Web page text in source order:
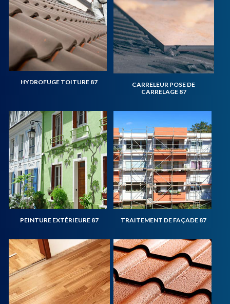
HYDROFUGE TOITURE 87
CARRELEUR POSE DE
CARRELAGE 87
PEINTURE EXTÉRIEURE 87 TRAITEMENT DE FAÇADE 87